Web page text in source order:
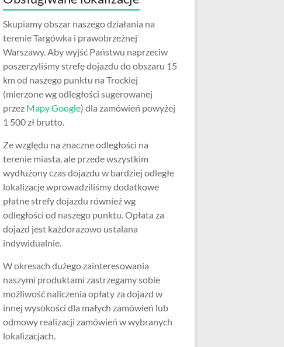
Skupiamy obszar naszego działania na
terenie Targówka i prawobrzeżnej
Warszawy. Aby wyjść Państwu naprzeciw
poszerzyliśmy strefę dojazdu do obszaru 15
km od naszego punktu na Trockiej
(mierzone wg odległości sugerowanej
przez Mapy Google) dla zamówień powyżej
1 500 zł brutto.
Ze względu na znaczne odległości na
terenie miasta, ale przede wszystkim
wydłużony czas dojazdu w bardziej odległe
lokalizacje wprowadziliśmy dodatkowe
płatne strefy dojazdu również wg
odległości od naszego punktu. Opłata za
dojazd jest każdorazowo ustalana
indywidualnie.
W okresach dużego zainteresowania
naszymi produktami zastrzegamy sobie
możliwość naliczenia opłaty za dojazd w
innej wysokości dla małych zamówień lub
odmowy realizacji zamówień w wybranych
lokalizacjach.